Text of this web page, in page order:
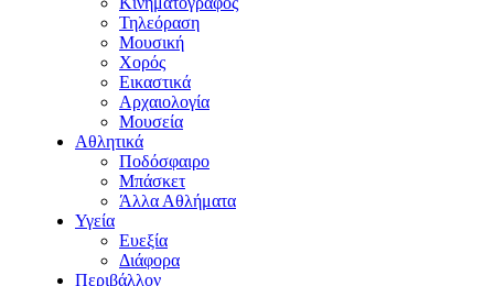
Τηλεόραση
Μουσική
Χορός
Εικαστικά
Αρχαιολογία
Μουσεία
Αθλητικά
Ποδόσφαιρο
Μπάσκετ
Άλλα Αθλήματα
Υγεία
Ευεξία
Διάφορα
Περιβάλλον